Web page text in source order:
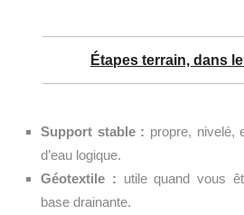
Étapes terrain, dans
Support stable : propre, nivelé,
d’eau logique.
Géotextile : utile quand vous
base drainante.